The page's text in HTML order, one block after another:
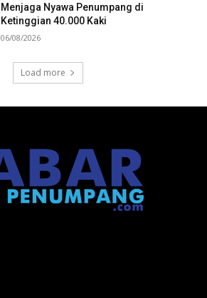
Menjaga Nyawa Penumpang di
Ketinggian 40.000 Kaki
06/08/2026
Load more